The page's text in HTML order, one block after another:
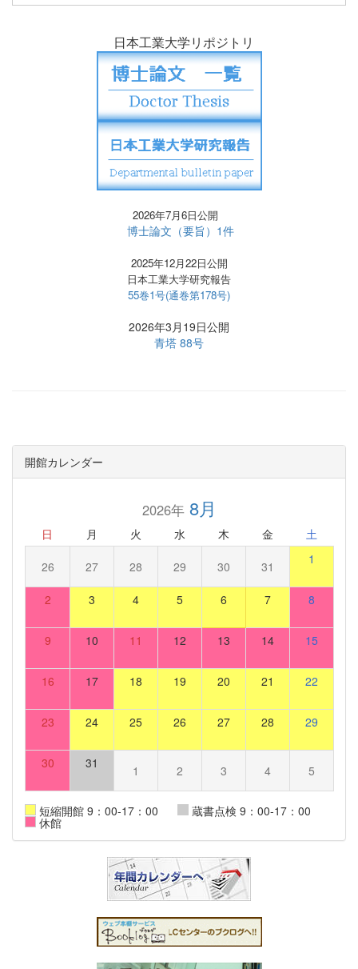
日本工業大学リポジトリ
2026年7月6日公開
博士論文（要旨）1件
2025年12月22日公開
日本工業大学研究報告
55巻1号(通巻第178号)
2026年3月19日公開
青塔 88号
開館カレンダー
2026年8月
日 月 火 水 木 金 土
26 27 28 29 30 31 1
2 3 4 5 6 7 8
9 10 11 12 13 14 15
16 17 18 19 20 21 22
23 24 25 26 27 28 29
30 31 1 2 3 4 5
短縮開館 9：00-17：00 蔵書点検 9：00-17：00
休館